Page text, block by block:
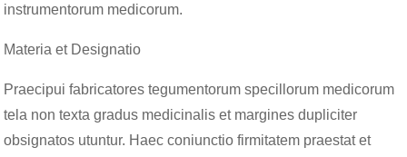
instrumentorum medicorum.
Materia et Designatio
Praecipui fabricatores tegumentorum specillorum medicorum
tela non texta gradus medicinalis et margines dupliciter
obsignatos utuntur. Haec coniunctio firmitatem praestat et